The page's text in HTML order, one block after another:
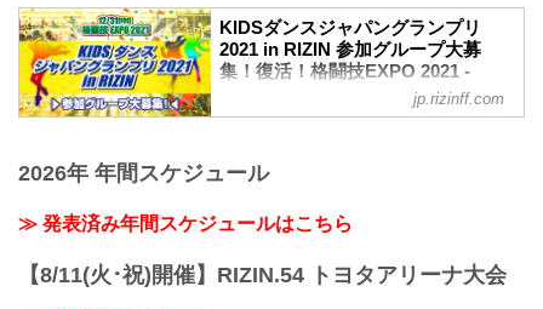
IoRio
IoRio
ALTEMA
ALTEMA
ジオにて行われた、あるふぁくらぶ
presents RIZIN DANCE GRAND PRIX
2023の予選の結果は次の通りです。
決勝進出チーム / 小学生部門
決勝進出チーム / 小学生部門
Peek-a-b...
更新情報
12/25（日）更新
予選・決勝ラウンドの審査員が決定！
世界を目指す日本一のキッズダンスチー
ムを決定するダンスコンテスト『U-NEXT
ダンス界のレジェンド・SAM氏が総合プ
ームには活動資金として100万円を贈呈！
DANCEアンバサダーとして各大会でダン
KIDSダンスジャパングランプリ
2021 in RIZIN 参加グループ大募
集！復活！格闘技EXPO 2021 -
RIZIN FIGHTING FEDERATION オ
フィシャルサイト
ナのコミュニティアリーナで行われる
ンスジャパングランプリ2021 in RIZINが
開催されるぞ！
このKIDSダンスジャパングランプリへ参
加するグループを大募集！勝ち上がった
jp.rizinff.com
2026年 年間スケジュール
≫ 発表済み年間スケジュールはこちら
【8/11(火･祝)開催】RIZIN.54 トヨタアリーナ大会